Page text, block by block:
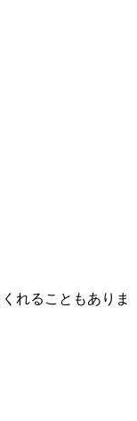
れることもありま